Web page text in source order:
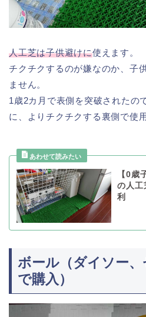
人工芝は子供避けに使えます。
チクチクするのが嫌なのか、子
ません。
1歳2カ月で表側を突破されたの
に、よりチクチクする裏側で使
【0歳
の人工
利
ボール（ダイソー
で購入）